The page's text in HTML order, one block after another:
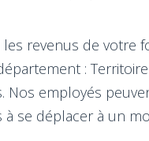
revenus de votre
:
employés
se déplacer à un